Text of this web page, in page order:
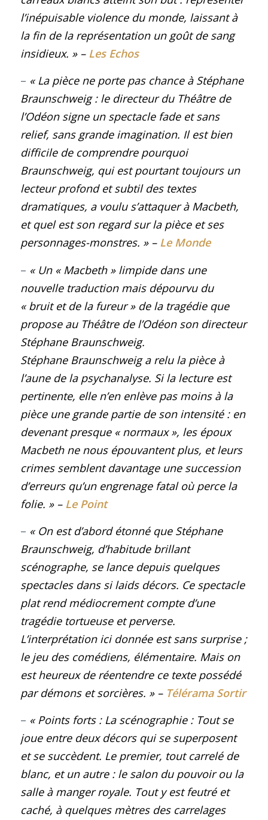
l’inépuisable violence du monde, laissant à
la fin de la représentation un goût de sang
insidieux. » – Les Echos
– « La pièce ne porte pas chance à Stéphane
Braunschweig : le directeur du Théâtre de
l’Odéon signe un spectacle fade et sans
relief, sans grande imagination. Il est bien
difficile de comprendre pourquoi
Braunschweig, qui est pourtant toujours un
lecteur profond et subtil des textes
dramatiques, a voulu s’attaquer à Macbeth,
et quel est son regard sur la pièce et ses
personnages-monstres. » – Le Monde
– « Un « Macbeth » limpide dans une
nouvelle traduction mais dépourvu du
« bruit et de la fureur » de la tragédie que
propose au Théâtre de l’Odéon son directeur
Stéphane Braunschweig.
Stéphane Braunschweig a relu la pièce à
l’aune de la psychanalyse. Si la lecture est
pertinente, elle n’en enlève pas moins à la
pièce une grande partie de son intensité : en
devenant presque « normaux », les époux
Macbeth ne nous épouvantent plus, et leurs
crimes semblent davantage une succession
d’erreurs qu’un engrenage fatal où perce la
folie. » – Le Point
– « On est d’abord étonné que Stéphane
Braunschweig, d’habitude brillant
scénographe, se lance depuis quelques
spectacles dans si laids décors. Ce spectacle
plat rend médiocrement compte d’une
tragédie tortueuse et perverse.
L’interprétation ici donnée est sans surprise ;
le jeu des comédiens, élémentaire. Mais on
est heureux de réentendre ce texte possédé
par démons et sorcières. » – Télérama Sortir
– « Points forts : La scénographie : Tout se
joue entre deux décors qui se superposent
et se succèdent. Le premier, tout carrelé de
blanc, et un autre : le salon du pouvoir ou la
salle à manger royale. Tout y est feutré et
caché, à quelques mètres des carrelages